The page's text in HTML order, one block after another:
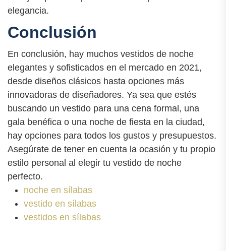
elegancia.
Conclusión
En conclusión, hay muchos vestidos de noche
elegantes y sofisticados en el mercado en 2021,
desde diseños clásicos hasta opciones más
innovadoras de diseñadores. Ya sea que estés
buscando un vestido para una cena formal, una
gala benéfica o una noche de fiesta en la ciudad,
hay opciones para todos los gustos y presupuestos.
Asegúrate de tener en cuenta la ocasión y tu propio
estilo personal al elegir tu vestido de noche
perfecto.
noche en sílabas
vestido en sílabas
vestidos en sílabas